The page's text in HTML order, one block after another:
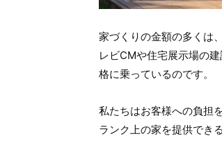
家づくりの金額の多くは
レビCMや住宅展示場の
格に乗っているのです。
私たちはお客様への負担
ランク上の家を提供でき